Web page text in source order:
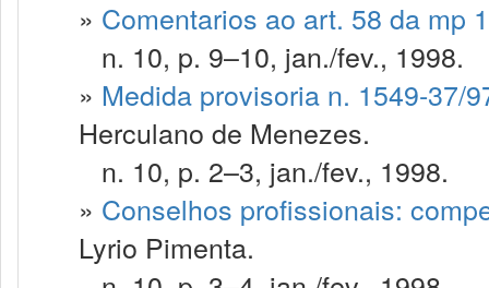
» Comentarios ao art. 58 da mp
n. 10, p. 9–10, jan./fev., 1998.
» Medida provisoria n. 1549-37/
Herculano de Menezes.
n. 10, p. 2–3, jan./fev., 1998.
» Conselhos profissionais:
Lyrio Pimenta.